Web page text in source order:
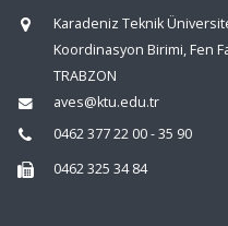
Karadeniz Teknik
Koordinasyon Birimi, Fen
TRABZON
aves@ktu.edu.tr
0462 377 22 00 - 35 90
0462 325 34 84